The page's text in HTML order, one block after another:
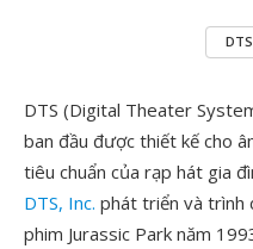
DTS
DTS (Digital Theater
ban đầu được thiết kế cho
tiêu chuẩn của rạp hát gia
DTS, Inc. phát triển và trình
phim Jurassic Park năm